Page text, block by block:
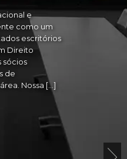
e
como um
escritórios
Direito
sócios
de
Nossa […]